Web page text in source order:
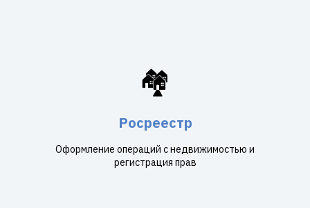
🏘️
Росреестр
Оформление операций с недвижимостью и
регистрация прав